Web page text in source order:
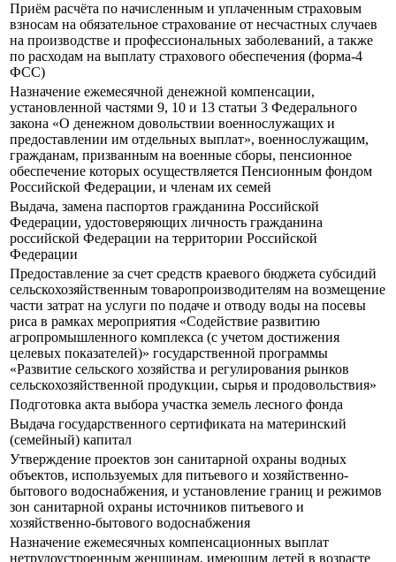
Приём расчёта по начисленным и уплаченным страховым
взносам на обязательное страхование от несчастных случаев
на производстве и профессиональных заболеваний, а также
по расходам на выплату страхового обеспечения (форма-4
ФСС)
Назначение ежемесячной денежной компенсации,
установленной частями 9, 10 и 13 статьи 3 Федерального
закона «О денежном довольствии военнослужащих и
предоставлении им отдельных выплат», военнослужащим,
гражданам, призванным на военные сборы, пенсионное
обеспечение которых осуществляется Пенсионным фондом
Российской Федерации, и членам их семей
Выдача, замена паспортов гражданина Российской
Федерации, удостоверяющих личность гражданина
российской Федерации на территории Российской
Федерации
Предоставление за счет средств краевого бюджета субсидий
сельскохозяйственным товаропроизводителям на возмещение
части затрат на услуги по подаче и отводу воды на посевы
риса в рамках мероприятия «Содействие развитию
агропромышленного комплекса (с учетом достижения
целевых показателей)» государственной программы
«Развитие сельского хозяйства и регулирования рынков
сельскохозяйственной продукции, сырья и продовольствия»
Подготовка акта выбора участка земель лесного фонда
Выдача государственного сертификата на материнский
(семейный) капитал
Утверждение проектов зон санитарной охраны водных
объектов, используемых для питьевого и хозяйственно-
бытового водоснабжения, и установление границ и режимов
зон санитарной охраны источников питьевого и
хозяйственно-бытового водоснабжения
Назначение ежемесячных компенсационных выплат
нетрудоустроенным женщинам, имеющим детей в возрасте